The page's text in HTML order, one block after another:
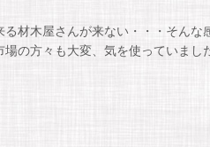
材木屋さんが来ない・・・そんな
の方々も大変、気を使っていまし